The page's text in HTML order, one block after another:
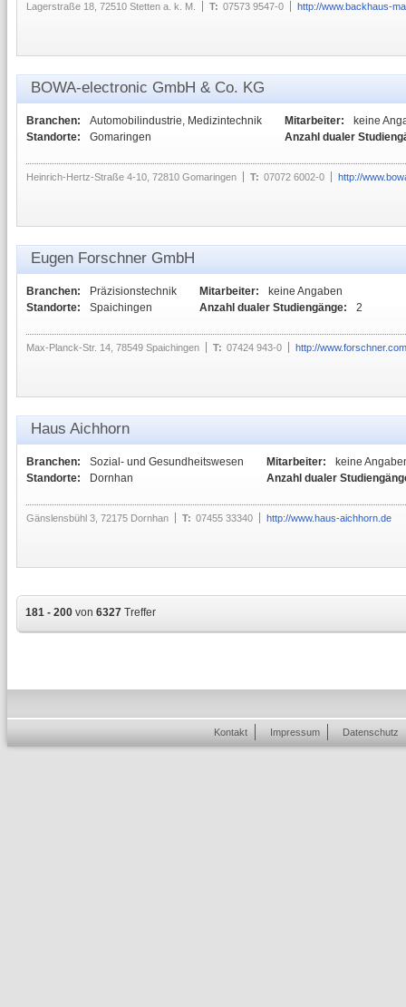
Lagerstraße 18, 72510 Stetten a. k. M. T: 07573 9547-0 http://www.backhaus-
BOWA-electronic GmbH & Co. KG
Branchen:
Automobilindustrie, Medizintechnik
Standorte:
Gomaringen
Mitarbeiter:
keine
Anzahl dualer
Heinrich-Hertz-Straße 4-10, 72810 Gomaringen T: 07072 6002-0 http://
Eugen Forschner GmbH
Branchen:
Präzisionstechnik
Standorte:
Spaichingen
Mitarbeiter:
keine Angaben
Anzahl dualer Studiengänge:
2
Max-Planck-Str. 14, 78549 Spaichingen T: 07424 943-0 http://www.forschner.com
Haus Aichhorn
Branchen:
Sozial- und Gesundheitswesen
Standorte:
Dornhan
Mitarbeiter:
keine
Anzahl dualer
Gänslensbühl 3, 72175 Dornhan T: 07455 33340 http://www.haus-aichhorn.de
181 - 200 von 6327 Treffer
Kontakt Impressum Datenschutz